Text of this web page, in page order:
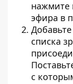
нажмите
эфира в
списка
с